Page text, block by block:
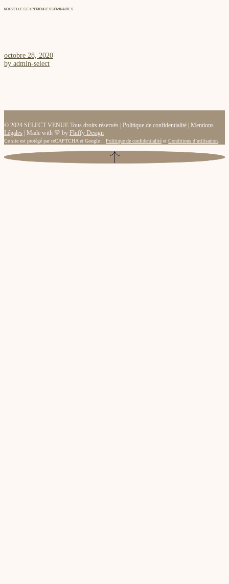
NOUVELLES EXPÉRIENCESSÉMINAIRES
octobre 28, 2020
by admin-select
© 2024 SELECT VENUE Tous droits réservés | Politique de confidentialité Mentions
Légales | Made with 💛 by Fluffy Design
Ce site est protégé par reCAPTCHA et Google : Politique de confidentialité et Conditions d’utilisation